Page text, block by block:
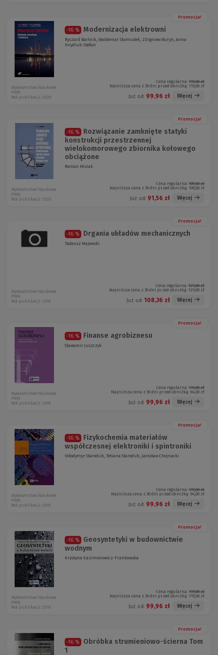
Promocja!
-16 % Modernizacja elektrowni
Ryszard Bartnik, Waldemar Skomudek, Zbigniew Buryn, Anna
Hnydiuk-Stefan
Cena regularna: 119,00 zł
Najniższa cena z 30 dni przed obniżką: 119,00 zł
Już od: 99,96 zł Więcej
Wydawnictwo Naukowe
PWN
Rok publikacji: 2020
Promocja!
-16 %
Rozwiązanie zamknięte statyki
konstrukcji przestrzennej
wielokomorowego zbiornika kołowego
obciążone
Roman Misiak
Cena regularna: 109,00 zł
Najniższa cena z 30 dni przed obniżką: 109,00 zł
Już od: 91,56 zł Więcej
Wydawnictwo Naukowe
PWN
Rok publikacji: 2020
Promocja!
-16 % Drgania układów mechanicznych
Tadeusz Majewski
Cena regularna: 129,00 zł
Najniższa cena z 30 dni przed obniżką: 129,00 zł
Już od: 108,36 zł Więcej
Wydawnictwo Naukowe
PWN
Rok publikacji: 2019
Promocja!
-16 % Finanse agrobiznesu
Sławomir Juszczyk
Cena regularna: 119,00 zł
Najniższa cena z 30 dni przed obniżką: 94,00 zł
Już od: 99,96 zł Więcej
Wydawnictwo Naukowe
PWN
Rok publikacji: 2019
Promocja!
-16 %
Fizykochemia materiałów
współczesnej elektroniki i spintroniki
Vołodymyr Starodub, Tetiana Starodub, Jarosław Chojnacki
Cena regularna: 119,00 zł
Najniższa cena z 30 dni przed obniżką: 94,00 zł
Już od: 99,96 zł Więcej
Wydawnictwo Naukowe
PWN
Rok publikacji: 2019
Promocja!
-16 %
Geosyntetyki w budownictwie
wodnym
Krystyna Kazimierowicz-Frankowska
Cena regularna: 119,00 zł
Najniższa cena z 30 dni przed obniżką: 119,00 zł
Już od: 99,96 zł Więcej
Wydawnictwo Naukowe
PWN
Rok publikacji: 2019
Promocja!
-16 %
Obróbka strumieniowo-ścierna Tom
1